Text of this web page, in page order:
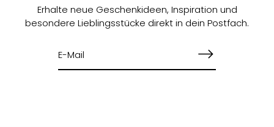
Erhalte neue Geschenkideen, Inspiration und
besondere Lieblingsstücke direkt in dein Postfach.